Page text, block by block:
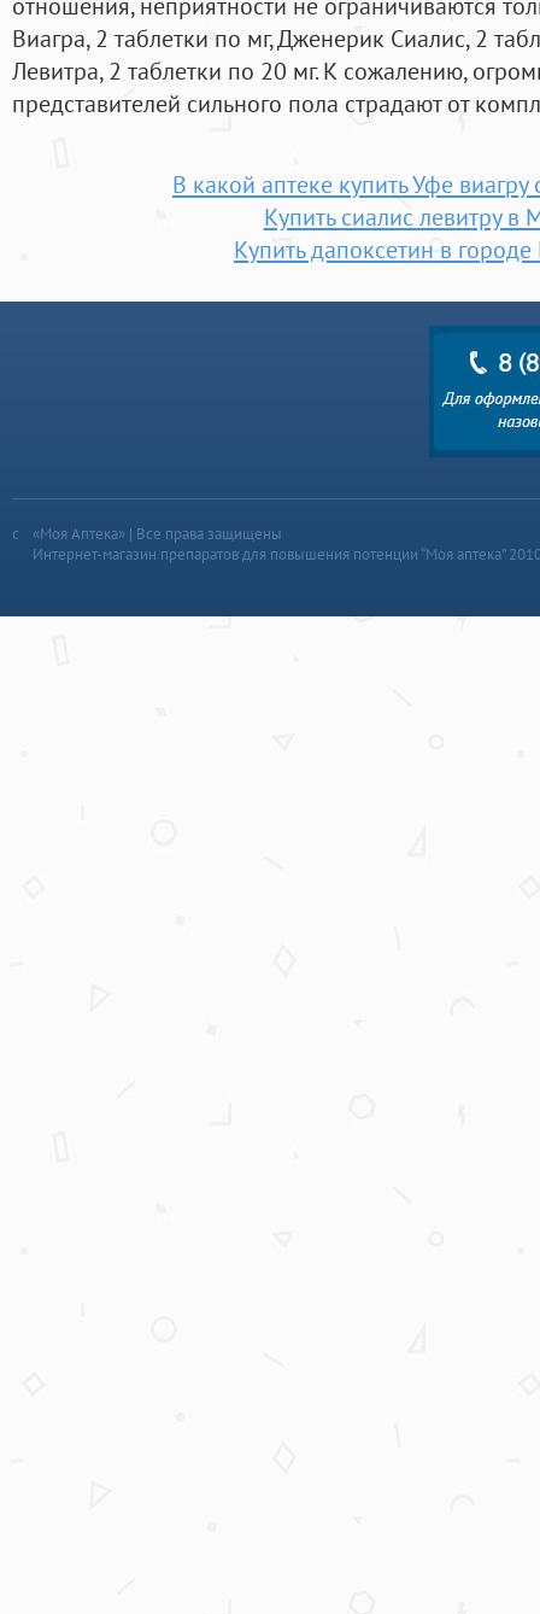
Виагра, 2 таблетки по мг, Дженерик Сиалис, 2
Левитра, 2 таблетки по 20 мг. К сожалению,
представителей сильного пола страдают от
В какой аптеке купить Уфе виагру
Купить сиалис левитру в
Купить дапоксетин в
«Моя Аптека» | Все права защищены
Интернет-магазин препаратов для повышения потенции “Моя аптека”